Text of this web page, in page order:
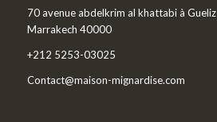
70 avenue abdelkrim al khattabi à Gueliz
Marrakech 40000
+212 5253-03025
Contact@maison-mignardise.com